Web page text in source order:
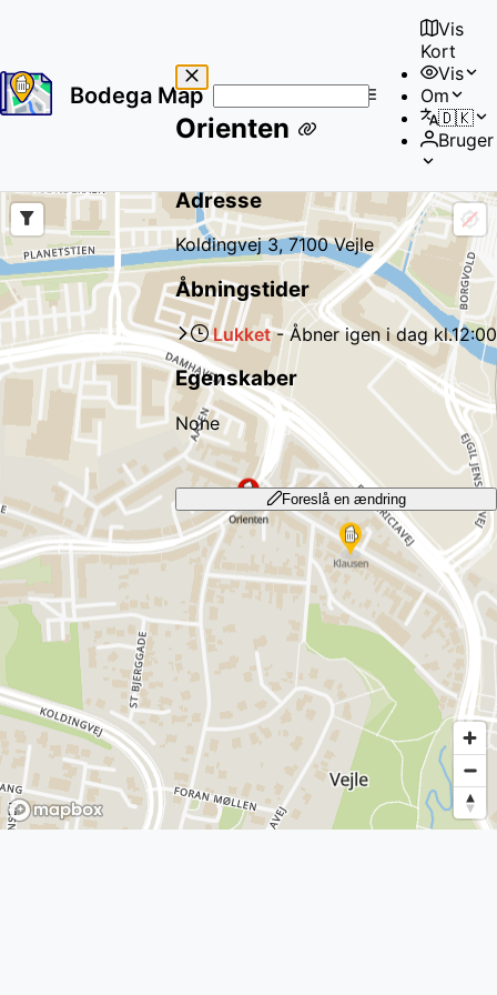
Bodega Map
No
results
Vis
Kort
Vis
Om
🇩🇰
Bruger
Orienten
Adresse
Koldingvej 3, 7100 Vejle
Åbningstider
Lukket-Åbner igen i dagkl.12:00
Egenskaber
None
Foreslå en ændring